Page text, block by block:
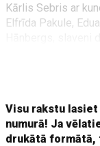
Kārlis Sebris ar
Elfrīda Pakule,
Visu rakstu
numurā! Ja
drukātā formātā,